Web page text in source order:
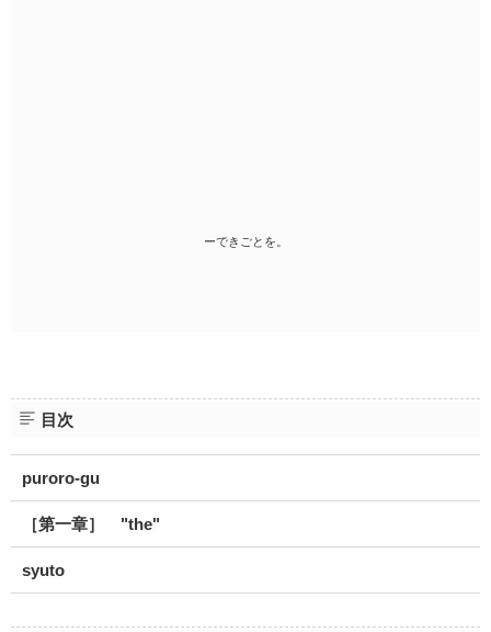
ーできごとを。
目次
puroro-gu
［第一章］ "the"
syuto